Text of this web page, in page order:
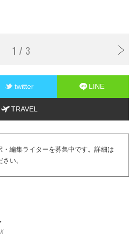
1 / 3
twitter LINE
TRAVEL
・編集ライターを募集中です。詳細は
い。